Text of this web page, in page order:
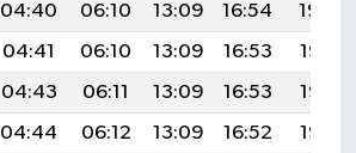
04:40 06:10 13:09 16:54
19:59
04:41 06:10 13:09 16:53
19:58
04:43 06:11 13:09 16:53
19:56
04:44 06:12 13:09 16:52
19:55